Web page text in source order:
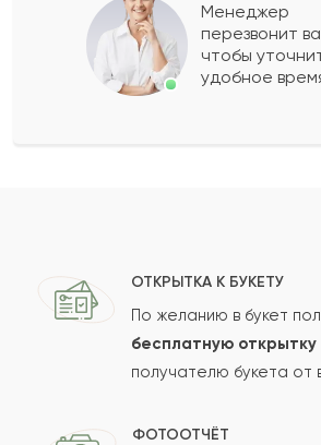
Показать еще
Ваш e-mail
Отзыв
Менеджер
перезвонит
чтобы
удобное
ОТКРЫТКА К БУКЕТУ
По желанию в букет
бесплатную открытку
получателю букета от
ФОТООТЧЁТ